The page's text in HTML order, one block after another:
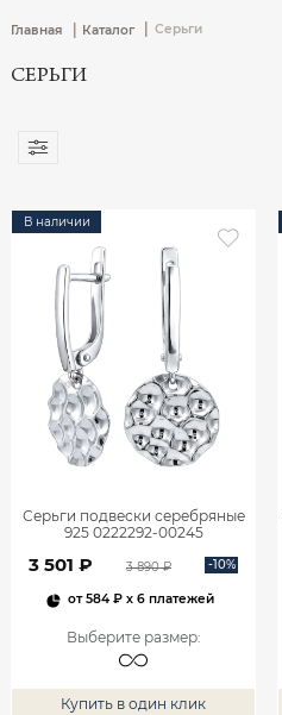
Главная | Каталог Серьги
СЕРЬГИ
В наличии
Серьги подвески серебряные
925 0222292-00245
3 501 ₽ 3 890 ₽ -10%
от584 ₽x 6 платежей
Выберите размер:
Купить в один клик